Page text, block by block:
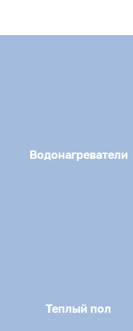
Водонагреватели
Теплый пол